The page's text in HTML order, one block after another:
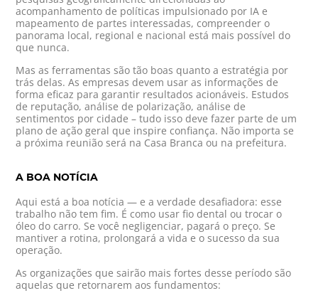
acompanhamento de políticas impulsionado por IA e
mapeamento de partes interessadas, compreender o
panorama local, regional e nacional está mais possível do
que nunca.
Mas as ferramentas são tão boas quanto a estratégia por
trás delas. As empresas devem usar as informações de
forma eficaz para garantir resultados acionáveis. Estudos
de reputação, análise de polarização, análise de
sentimentos por cidade – tudo isso deve fazer parte de um
plano de ação geral que inspire confiança. Não importa se
a próxima reunião será na Casa Branca ou na prefeitura.
A BOA NOTÍCIA
Aqui está a boa notícia — e a verdade desafiadora: esse
trabalho não tem fim. É como usar fio dental ou trocar o
óleo do carro. Se você negligenciar, pagará o preço. Se
mantiver a rotina, prolongará a vida e o sucesso da sua
operação.
As organizações que sairão mais fortes desse período são
aquelas que retornarem aos fundamentos: